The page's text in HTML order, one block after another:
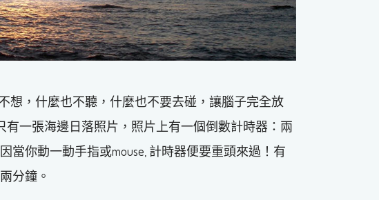
想，什麼也不聽，什麼也不要去碰，讓腦子完全放
有一張海邊日落照片，照片上有一個倒數計時器：兩
當你動一動手指或mouse, 計時器便要重頭來過！有
分鐘。